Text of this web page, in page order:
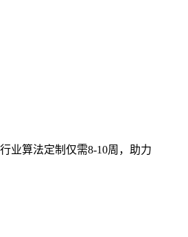
业算法定制仅需8-10周，助力